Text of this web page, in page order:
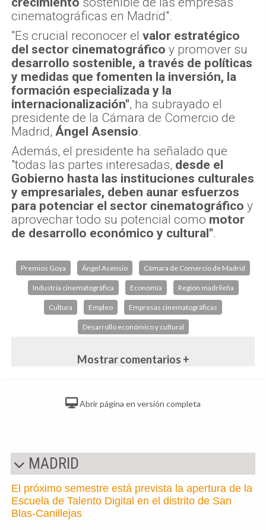
cinematográficas en Madrid".
"Es crucial reconocer el valor estratégico
del sector cinematográfico y promover su
desarrollo sostenible, a través de políticas
y medidas que fomenten la inversión, la
formación especializada y la
internacionalización", ha subrayado el
presidente de la Cámara de Comercio de
Madrid, Ángel Asensio.
Además, el presidente ha señalado que
"todas las partes interesadas, desde el
Gobierno hasta las instituciones culturales
y empresariales, deben aunar esfuerzos
para potenciar el sector cinematográfico y
aprovechar todo su potencial como motor
de desarrollo económico y cultural".
Premios Goya Ángel Asensio Cámara de Comercio de Madrid
Industria cinematográfica Economía Región madrileña
Cultura Empleo Empresas cinematográficas
Desarrollo económico y cultural
Mostrar comentarios +
Abrir página en versión completa
MADRID
El próximo semestre está prevista la apertura de la
Escuela de Talento Digital en el distrito de San
Blas-Canillejas